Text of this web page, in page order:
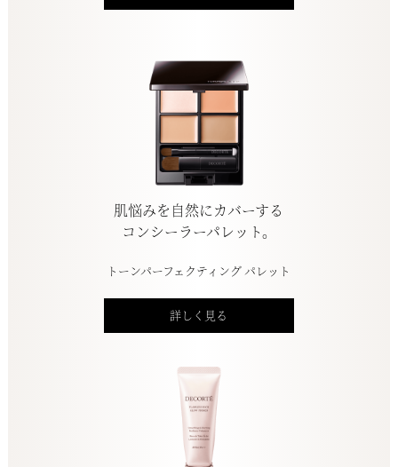
肌悩みを自然にカバーする
コンシーラーパレット。
トーンパーフェクティング パレット
詳しく見る